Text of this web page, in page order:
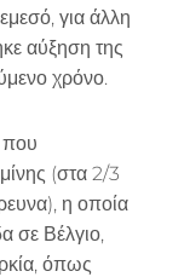
για άλλη
αύξηση της
χρόνο.
που
(στα 2/3
η οποία
σε Βέλγιο,
όπως